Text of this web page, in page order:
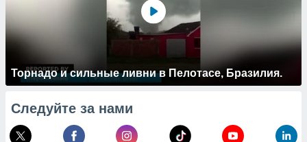
Торнадо и сильные ливни в Пелотасе, Бразилия.
Следуйте за нами